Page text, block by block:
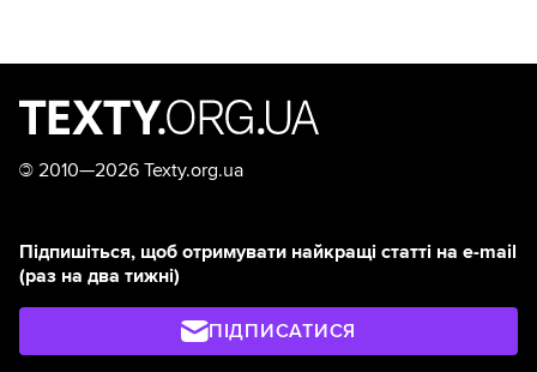
© 2010—2026 Texty.org.ua
Підпишіться, щоб отримувати найкращі статті на e-mail
(раз на два тижні)
ПІДПИСАТИСЯ